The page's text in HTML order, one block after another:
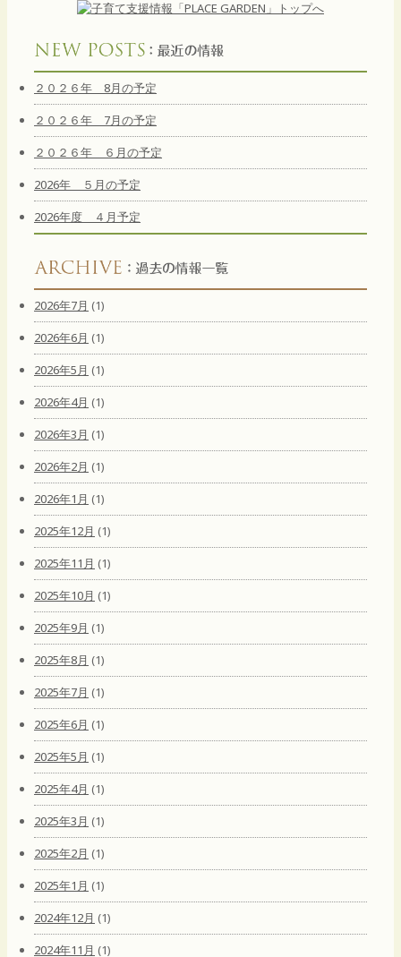
２０２６年 8月の予定
２０２６年 7月の予定
２０２６年 ６月の予定
2026年 ５月の予定
2026年度 ４月予定
2026年7月 (1)
2026年6月 (1)
2026年5月 (1)
2026年4月 (1)
2026年3月 (1)
2026年2月 (1)
2026年1月 (1)
2025年12月 (1)
2025年11月 (1)
2025年10月 (1)
2025年9月 (1)
2025年8月 (1)
2025年7月 (1)
2025年6月 (1)
2025年5月 (1)
2025年4月 (1)
2025年3月 (1)
2025年2月 (1)
2025年1月 (1)
2024年12月 (1)
2024年11月 (1)